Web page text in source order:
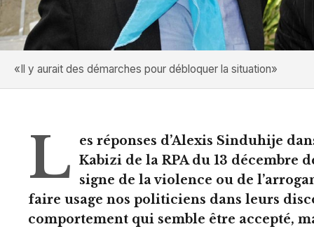
«Il y aurait des démarches pour débloquer la situation»
L
es réponses d’Alexis Sinduhije
Kabizi de la RPA du 13 décembre
signe de la violence ou de
faire usage nos politiciens dans leurs
comportement qui semble être accepté,